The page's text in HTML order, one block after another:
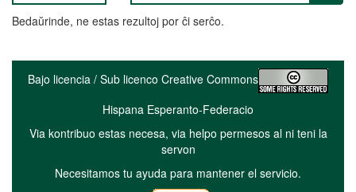
Bedaŭrinde, ne estas rezultoj por ĉi serĉo.
Bajo licencia / Sub licenco Creative Commons
Hispana Esperanto-Federacio
Via kontribuo estas necesa, via helpo permesos al ni teni la
servon
Necesitamos tu ayuda para mantener el servicio.